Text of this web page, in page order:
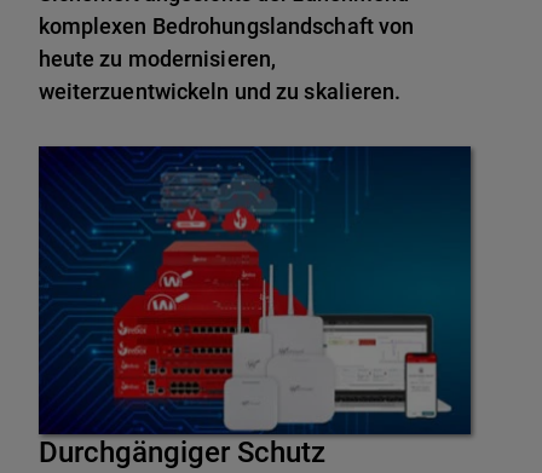
komplexen Bedrohungslandschaft von
heute zu modernisieren,
weiterzuentwickeln und zu skalieren.
Durchgängiger Schutz